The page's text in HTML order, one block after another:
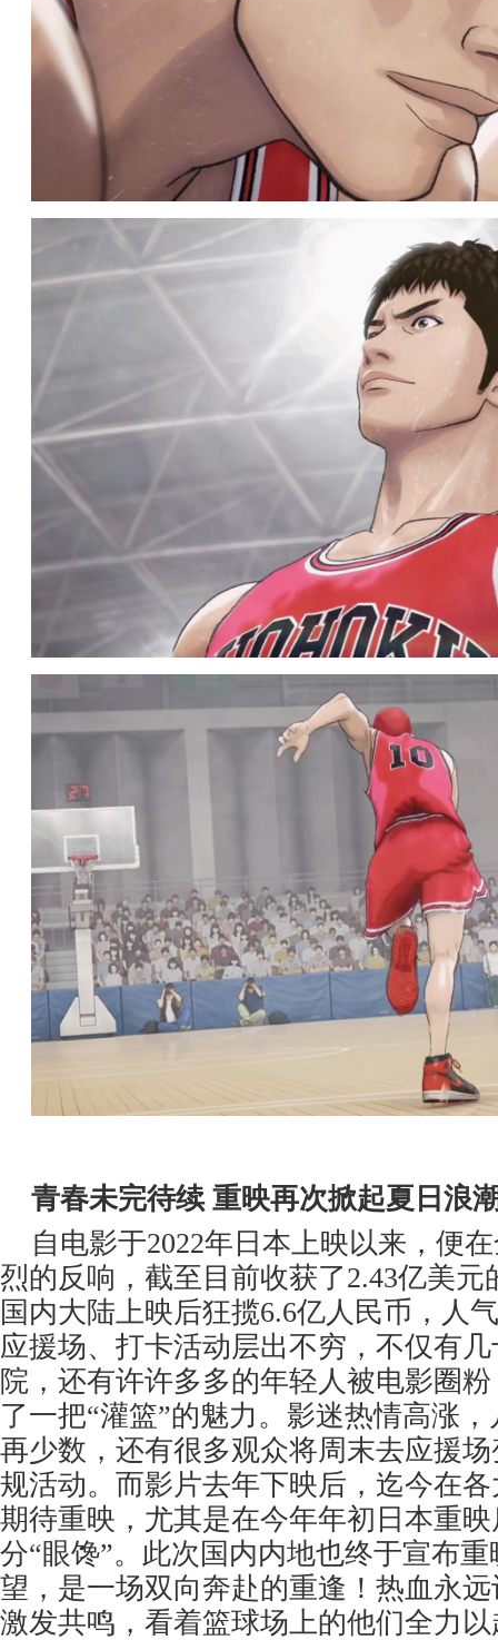
青春未完待续 重映再次掀起夏日浪
自电影于2022年日本上映以来，便
烈的反响，截至目前收获了2.43亿美元
国内大陆上映后狂揽6.6亿人民币，人
应援场、打卡活动层出不穷，不仅有
院，还有许许多多的年轻人被电影圈
了一把“灌篮”的魅力。影迷热情高涨
再少数，还有很多观众将周末去应援
规活动。而影片去年下映后，迄今在
期待重映，尤其是在今年年初日本重
分“眼馋”。此次国内内地也终于宣布
望，是一场双向奔赴的重逢！热血永
激发共鸣，看着篮球场上的他们全力